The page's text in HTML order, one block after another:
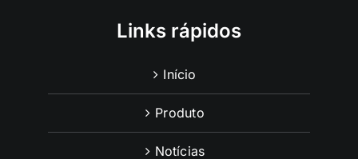
Links rápidos
Início
Produto
Notícias